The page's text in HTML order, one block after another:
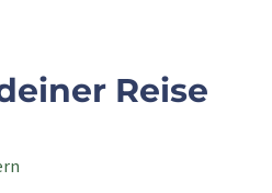
Reise